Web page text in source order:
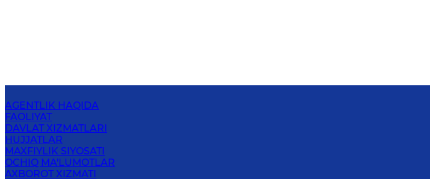
AGENTLIK HAQIDA
FAOLIYAT
DAVLAT XIZMATLARI
HUJJATLAR
MAXFIYLIK SIYOSATI
OCHIQ MA'LUMOTLAR
AXBOROT XIZMATI